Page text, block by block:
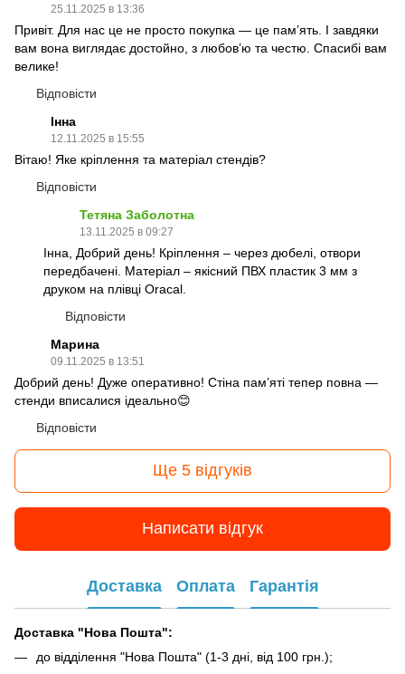
25.11.2025 в 13:36
Привіт. Для нас це не просто покупка — це пам’ять. І завдяки
вам вона виглядає достойно, з любов’ю та честю. Спасибі вам
велике!
Відповісти
Інна
12.11.2025 в 15:55
Вітаю! Яке кріплення та матеріал стендів?
Відповісти
Тетяна Заболотна
13.11.2025 в 09:27
Інна, Добрий день! Кріплення – через дюбелі, отвори
передбачені. Матеріал – якісний ПВХ пластик 3 мм з
друком на плівці Oracal.
Відповісти
Марина
09.11.2025 в 13:51
Добрий день! Дуже оперативно! Стіна пам’яті тепер повна —
стенди вписалися ідеально😊
Відповісти
Ще 5 відгуків
Написати відгук
Доставка Оплата Гарантія
Доставка "Нова Пошта":
до відділення "Нова Пошта" (1-3 дні, від 100 грн.);